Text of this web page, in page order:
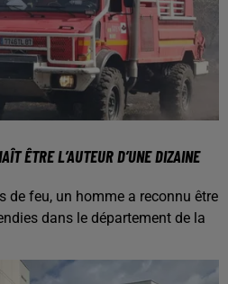
ÊTRE L’AUTEUR D’UNE DIZAINE
de feu, un homme a reconnu être
dans le département de la